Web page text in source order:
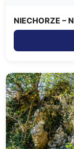
NIECHORZE –